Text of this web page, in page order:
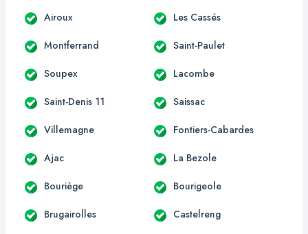
Airoux Les Cassés
Montferrand Saint-Paulet
Soupex Lacombe
Saint-Denis 11 Saissac
Villemagne Fontiers-Cabardes
Ajac La Bezole
Bouriège Bourigeole
Brugairolles Castelreng